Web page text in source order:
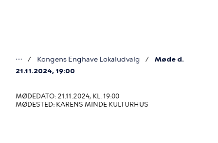
Du
her
⋯ Kongens Enghave Lokaludvalg
Møde d.
21.11.2024, 19:00
MØDEDATO: 21.11.2024, KL. 19:00
MØDESTED: KARENS MINDE KULTURHUS